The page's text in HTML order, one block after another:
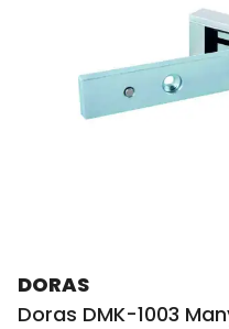
DORAS
Doras DMK-1003